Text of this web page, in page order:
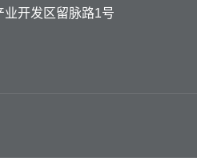
业开发区留脉路1号